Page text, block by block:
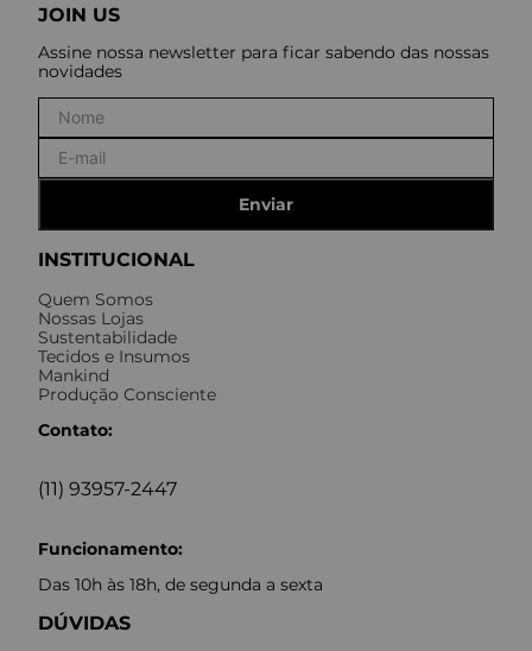
INSTITUCIONAL
Quem Somos
Nossas Lojas
Sustentabilidade
Tecidos e Insumos
Mankind
Produção Consciente
Contato:
(11) 93957-2447
Funcionamento:
Das 10h às 18h, de segunda a sexta
DÚVIDAS
JOIN US
Assine nossa newsletter para ficar sabendo das nossas
novidades
Enviar